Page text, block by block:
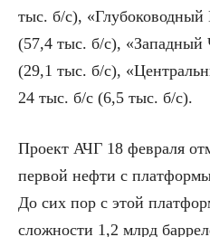
тыс. б/с),
(57,4 тыс. б/с), «Западный
(29,1 тыс. б/с),
24 тыс. б/с (6,5 тыс. б/с).
Проект АЧГ 18 февраля
первой нефти с
До сих пор с этой
сложности 1,2 млрд